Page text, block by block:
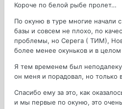
Короче по белой рыбе пролет…
По окуню в туре многие начали
базы и совсем не плохо, по
проблемы, но Серега ( ТИМ),
более менее окуньков и в
Я тем временем был
он меня и порадовал, но только
Спасибо ему за это, как
и мы первые по окуню, это